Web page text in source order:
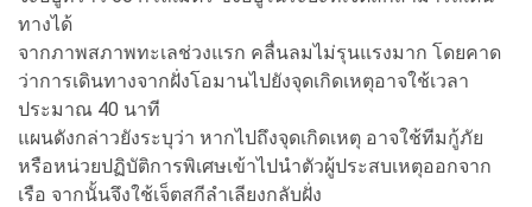
ทางได้
จากภาพสภาพทะเลช่วงแรก คลื่นลมไม่รุนแรงมาก โดยคาด
ว่าการเดินทางจากฝั่งโอมานไปยังจุดเกิดเหตุอาจใช้เวลา
ประมาณ 40 นาที
แผนดังกล่าวยังระบุว่า หากไปถึงจุดเกิดเหตุ อาจใช้ทีมกู้ภัย
หรือหน่วยปฏิบัติการพิเศษเข้าไปนำตัวผู้ประสบเหตุออกจาก
เรือ จากนั้นจึงใช้เจ็ตสกีลำเลียงกลับฝั่ง